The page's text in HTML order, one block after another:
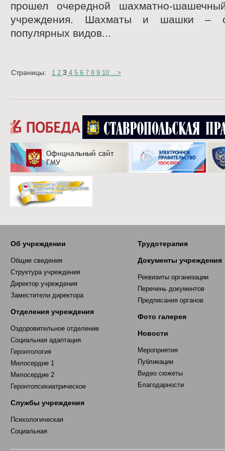
прошел очередной шахматно-
учреждения. Шахматы и шашки –
популярных видов...
Страницы: 1 2 3 4 5 6 7 8 9 10 ...>
Об учреждении
Общие сведения
Структура учреждения
Директор учреждения
Заместители директора
Отделения учреждения
Оздоровительное отделение
Социальная адаптация
Геронтология
Милосердие 1
Милосердие 2
Геронтопсихиатрическое
Службы учреждения
Психологическая
Социальная
Трудотерапия
Документы учреждения
Реквизиты организации
Перечень документов
Предписания органов
Фото галерея
Новости
Мероприятия
Публикации
Видео сюжеты
Благодарности